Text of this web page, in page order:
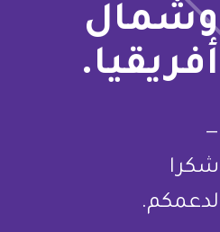
وشمال
أفريقيا.
—
شكرا
لدعمكم.